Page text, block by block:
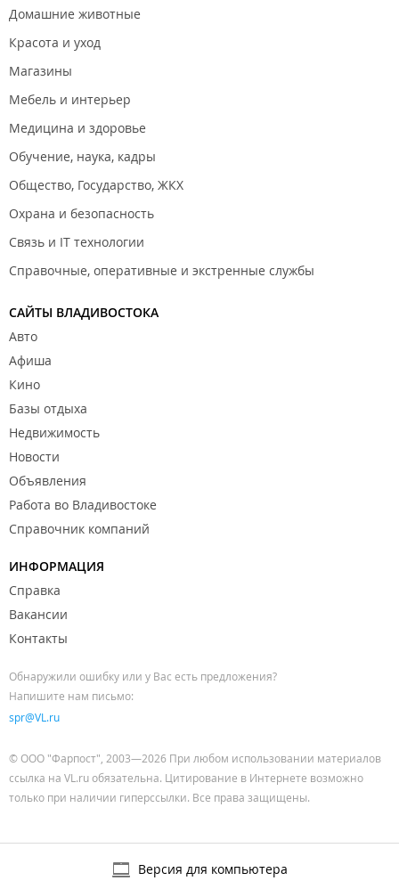
Домашние животные
Красота и уход
Магазины
Мебель и интерьер
Медицина и здоровье
Обучение, наука, кадры
Общество, Государство, ЖКХ
Охрана и безопасность
Связь и IT технологии
Справочные, оперативные и экстренные службы
САЙТЫ ВЛАДИВОСТОКА
Авто
Афиша
Кино
Базы отдыха
Недвижимость
Новости
Объявления
Работа во Владивостоке
Справочник компаний
ИНФОРМАЦИЯ
Справка
Вакансии
Контакты
Обнаружили ошибку или у Вас есть предложения?
Напишите нам письмо:
spr@VL.ru
© ООО "Фарпост", 2003—2026 При любом использовании материалов
ссылка на VL.ru обязательна. Цитирование в Интернете возможно
только при наличии гиперссылки. Все права защищены.
Версия для компьютера